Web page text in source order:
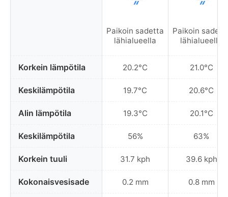
Korkein lämpötila
Keskilämpötila
Alin lämpötila
Keskilämpötila
Korkein tuuli
Kokonaisvesisade
Paikoin sadetta
lähialueella
20.2°C
19.7°C
19.3°C
56%
31.7 kph
0.2 mm
Paikoin
lähialueella
21.0°C
20.6°C
20.1°C
63%
39.6 kph
0.8 mm